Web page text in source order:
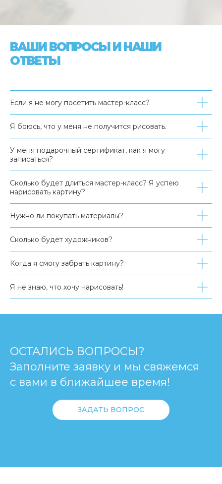
ВАШИ ВОПРОСЫ И НАШИ
ОТВЕТЫ
Если я не могу посетить мастер-класс?
Я боюсь, что у меня не получится рисовать.
У меня подарочный сертификат, как я могу
записаться?
Сколько будет длиться мастер-класс? Я успею
нарисовать картину?
Нужно ли покупать материалы?
Сколько будет художников?
Когда я смогу забрать картину?
Я не знаю, что хочу нарисовать!
ОСТАЛИСЬ ВОПРОСЫ?
Заполните заявку и мы свяжемся
с вами в ближайшее время!
ЗАДАТЬ ВОПРОС